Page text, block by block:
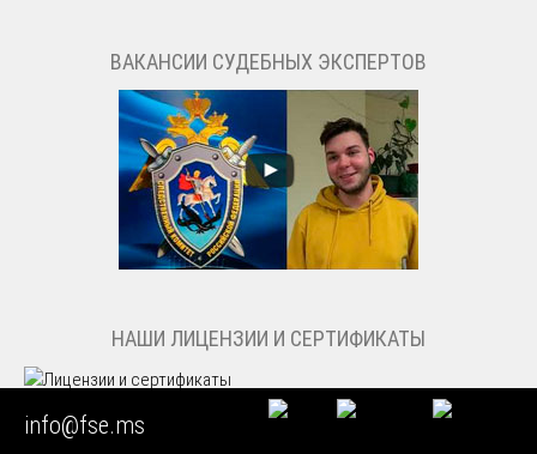
ВАКАНСИИ СУДЕБНЫХ ЭКСПЕРТОВ
НАШИ ЛИЦЕНЗИИ И СЕРТИФИКАТЫ
info@fse.ms